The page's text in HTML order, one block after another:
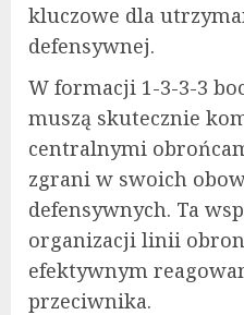
kluczowe dla
defensywnej.
W formacji 1-3-3-3
muszą skutecznie
centralnymi
zgrani w swoich
defensywnych. Ta
organizacji linii
efektywnym
przeciwnika.